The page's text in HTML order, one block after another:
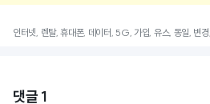
인터넷, 렌탈, 휴대폰, 데이터, 5G, 가입, 유스, 동일, 변
댓글 1